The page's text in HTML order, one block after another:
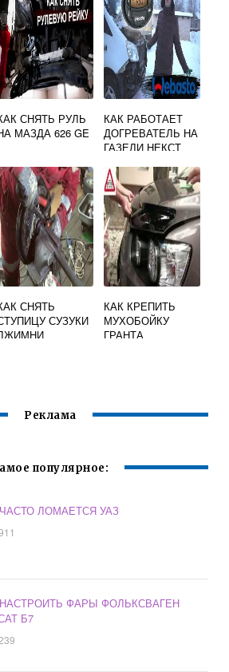
СНЯТЬ РУЛЬ
МАЗДА 626 GE
КАК РАБОТАЕТ
ДОГРЕВАТЕЛЬ НА
ГАЗЕЛИ НЕКСТ
СНЯТЬ
СУЗУКИ
КАК КРЕПИТЬ
МУХОБОЙКУ
ГРАНТА
Реклама
популярное:
ЛОМАЕТСЯ УАЗ
ФАРЫ ФОЛЬКСВАГЕН
Б7